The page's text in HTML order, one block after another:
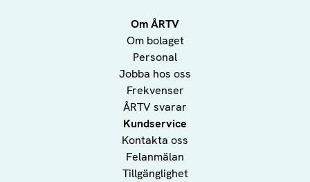
Om ÅRTV
Om bolaget
Personal
Jobba hos oss
Frekvenser
ÅRTV svarar
Kundservice
Kontakta oss
Felanmälan
Tillgänglighet